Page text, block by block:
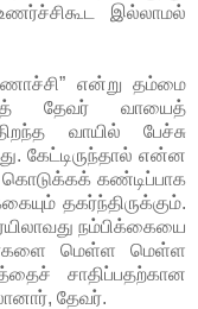
இல்லாமல்
என்று தம்மை
தேவர் வாயைத்
வாயில் பேச்சு
கேட்டிருந்தால் என்ன
கொடுக்கக் கண்டிப்பாக
தகர்ந்திருக்கும்.
நம்பிக்கையை
மெள்ள மெள்ள
சாதிப்பதற்கான
தேவர்.